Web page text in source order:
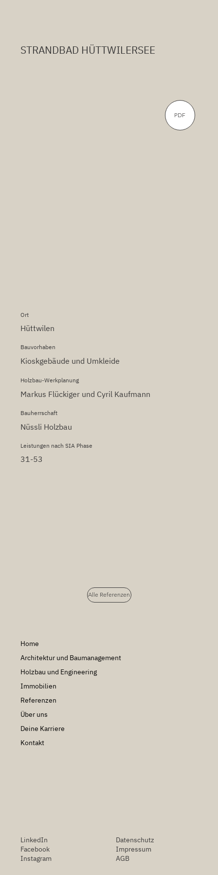
STRANDBAD HÜTTWILERSEE
PDF
Ort
Hüttwilen
Bauvorhaben
Kioskgebäude und Umkleide
Holzbau-Werkplanung
Markus Flückiger und Cyril Kaufmann
Bauherrschaft
Nüssli Holzbau
Leistungen nach SIA Phase
31-53
Alle Referenzen
Home
Architektur und Baumanagement
Holzbau und Engineering
Immobilien
Referenzen
Über uns
Deine Karriere
Kontakt
Datenschutz
Impressum
AGB
LinkedIn
Facebook
Instagram